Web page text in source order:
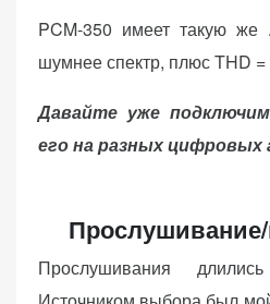
PCM-350 имеет такую
шумнее спектр, плюс THD =
Давайте уже
его на разных цифровых
Прослушивания